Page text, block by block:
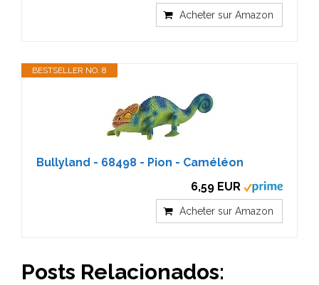
Acheter sur Amazon
BESTSELLER NO. 8
Bullyland - 68498 - Pion - Caméléon
6,59 EUR
Acheter sur Amazon
Posts Relacionados: